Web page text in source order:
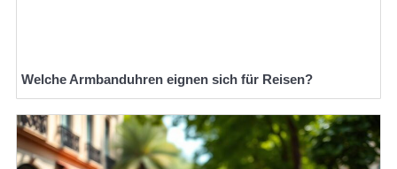
Welche Armbanduhren eignen sich für Reisen?